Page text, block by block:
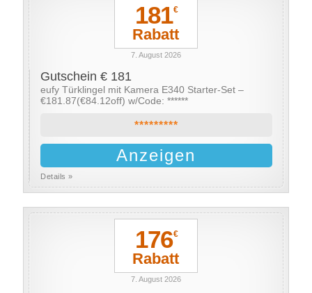
181€
Rabatt
7. August 2026
Gutschein € 181
eufy Türklingel mit Kamera E340 Starter-Set –
€181.87(€84.12off) w/Code: ******
*********
Anzeigen
Details »
176€
Rabatt
7. August 2026